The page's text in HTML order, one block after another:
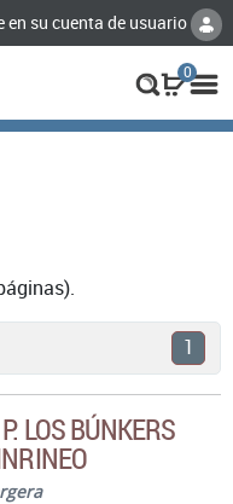
en su cuenta de usuario
0
1
LOS BÚNKERS